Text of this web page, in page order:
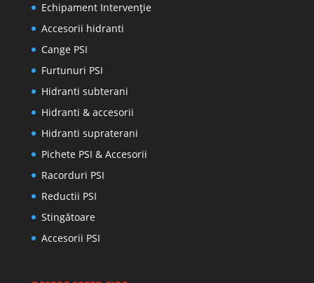
Echipament Intervenție
Accesorii hidranti
Cange PSI
Furtunuri PSI
Hidranti subterani
Hidranti & accesorii
Hidranti supraterani
Pichete PSI & Accesorii
Racorduri PSI
Reductii PSI
Stingătoare
Accesorii PSI